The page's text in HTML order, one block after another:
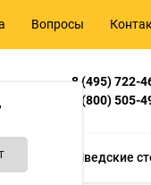
Вопросы
8 (495) 722-
8 (800) 505-
Шведские